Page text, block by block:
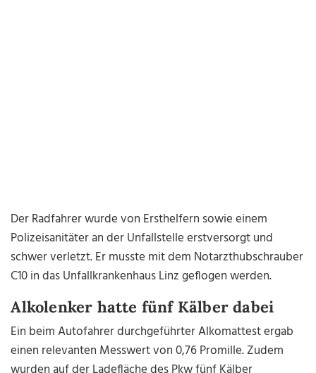
Der Radfahrer wurde von Ersthelfern sowie einem
Polizeisanitäter an der Unfallstelle erstversorgt und
schwer verletzt. Er musste mit dem Notarzthubschrauber
C10 in das Unfallkrankenhaus Linz geflogen werden.
Alkolenker hatte fünf Kälber dabei
Ein beim Autofahrer durchgeführter Alkomattest ergab
einen relevanten Messwert von 0,76 Promille. Zudem